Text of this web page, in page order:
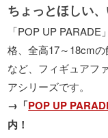
ちょっとほしい
「POP UP
格、全高17～18cm
など、フィギュアフ
アシリーズです。
→「POP UP
内！